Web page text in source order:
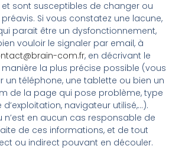
et sont susceptibles de changer ou
préavis. Si vous constatez une lacune,
parait être un dysfonctionnement,
vouloir le signaler par email, à
com.fr, en décrivant le
la plus précise possible (vous
un téléphone, une tablette ou bien un
de la page qui pose problème, type
navigateur utilisé,…).
n’est en aucun cas responsable de
de ces informations, et de tout
ou indirect pouvant en découler.